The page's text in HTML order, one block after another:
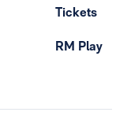
Tickets
RM Play